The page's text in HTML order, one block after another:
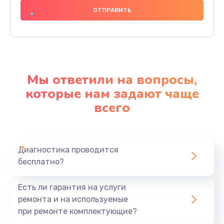
1000 руб.
Заказать
Профилактическая чистка
Заказать
Мы ответили на вопросы,
которые нам задают чаще
всего
Диагностика проводится
бесплатно?
Есть ли гарантия на услуги
ремонта и на используемые
при ремонте комплектующие?